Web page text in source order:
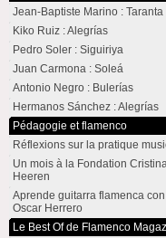
Jean-Baptiste Marino : Taranta
Kiko Ruiz : Alegrías
Pedro Soler : Siguiriya
Juan Carmona : Soleá
Antonio Negro : Bulerías
Hermanos Sánchez : Alegrías
Pédagogie et flamenco
Réflexions sur la pratique
Un mois à la Fondation
Heeren
Aprende guitarra flamenca con
Oscar Herrero
Le Best Of de Flamenco